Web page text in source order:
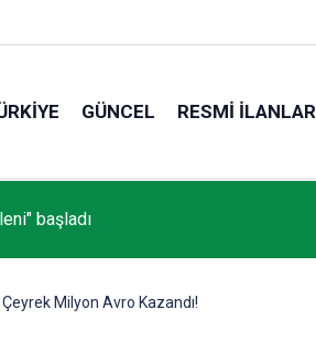
GÜNCEL RESMI İLANLAR
başladı
Milyon Avro Kazandı!